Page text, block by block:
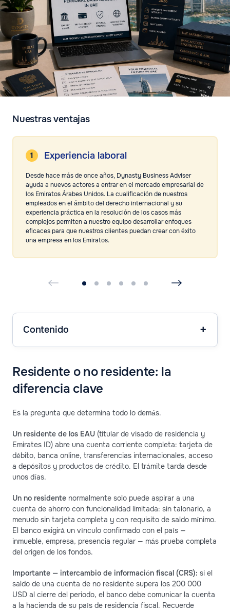
Nuestras ventajas
Experiencia laboral
Desde hace más de once años, Dynasty Business Adviser
ayuda a nuevos actores a entrar en el mercado empresarial de
los Emiratos Árabes Unidos. La cualificación de nuestros
empleados en el ámbito del derecho internacional y su
experiencia práctica en la resolución de los casos más
complejos permiten a nuestro equipo desarrollar enfoques
eficaces para que nuestros clientes puedan crear con éxito
una empresa en los Emiratos.
Contenido
Residente o no residente: la
diferencia clave
Es la pregunta que determina todo lo demás.
Un residente de los EAU (titular de visado de residencia y
Emirates ID) abre una cuenta corriente completa: tarjeta de
débito, banca online, transferencias internacionales, acceso
a depósitos y productos de crédito. El trámite tarda desde
unos días.
Un no residente normalmente solo puede aspirar a una
cuenta de ahorro con funcionalidad limitada: sin talonario, a
menudo sin tarjeta completa y con requisito de saldo mínimo.
El banco exigirá un vínculo confirmado con el país —
inmueble, empresa, presencia regular — más prueba completa
del origen de los fondos.
Importante — intercambio de información fiscal (CRS): si el
saldo de una cuenta de no residente supera los 200 000
USD al cierre del periodo, el banco debe comunicar la cuenta
a la hacienda de su país de residencia fiscal. Recuerde